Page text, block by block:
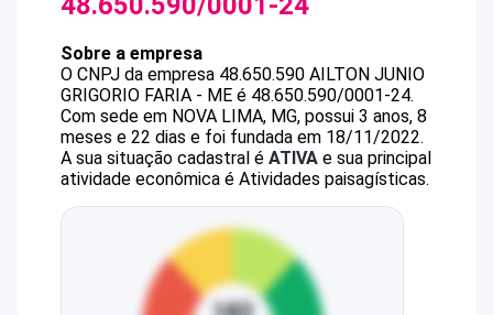
Sobre a empresa
O CNPJ da empresa 48.650.590 AILTON JUNIO
GRIGORIO FARIA - ME é 48.650.590/0001-24.
Com sede em NOVA LIMA, MG, possui 3 anos, 8
meses e 22 dias e foi fundada em 18/11/2022.
A sua situação cadastral é ATIVA e sua principal
atividade econômica é Atividades paisagísticas.